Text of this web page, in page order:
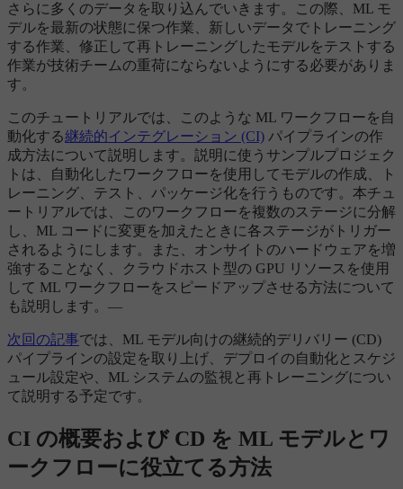
さらに多くのデータを取り込んでいきます。この際、ML モ
デルを最新の状態に保つ作業、新しいデータでトレーニング
する作業、修正して再トレーニングしたモデルをテストする
作業が技術チームの重荷にならないようにする必要がありま
す。
このチュートリアルでは、このような ML ワークフローを自
動化する継続的インテグレーション (CI) パイプラインの作
成方法について説明します。説明に使うサンプルプロジェク
トは、自動化したワークフローを使用してモデルの作成、ト
レーニング、テスト、パッケージ化を行うものです。本チュ
ートリアルでは、このワークフローを複数のステージに分解
し、ML コードに変更を加えたときに各ステージがトリガー
されるようにします。また、オンサイトのハードウェアを増
強することなく、クラウドホスト型の GPU リソースを使用
して ML ワークフローをスピードアップさせる方法について
も説明します。—
次回の記事では、ML モデル向けの継続的デリバリー (CD)
パイプラインの設定を取り上げ、デプロイの自動化とスケジ
ュール設定や、ML システムの監視と再トレーニングについ
て説明する予定です。
CI の概要および CD を ML モデルとワ
ークフローに役立てる方法